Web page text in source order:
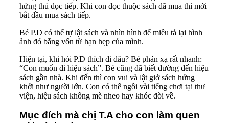
hứng thú đọc tiếp. Khi con đọc thuộc sách đã mua thì mới
bắt đầu mua sách tiếp.
Bé P.D có thể tự lật sách và nhìn hình để miêu tả lại hình
ảnh đó bằng vốn từ hạn hẹp của mình.
Hiện tại, khi hỏi P.D thích đi đâu? Bé phản xạ rất nhanh:
“Con muốn đi hiệu sách”. Bé cũng đã biết đường đến hiệu
sách gần nhà. Khi đến thì con vui và lật giở sách hứng
khởi như người lớn. Con có thể ngồi vài tiếng chơi tại thư
viện, hiệu sách không mè nheo hay khóc đòi về.
Mục đích mà chị T.A cho con làm quen